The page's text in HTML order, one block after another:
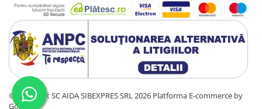
©Copyright SC AIDA SIBEXPRES SRL 2026 Platforma E-commerce by
Gomag